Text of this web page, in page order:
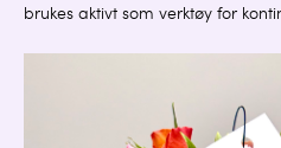
brukes aktivt som verktøy for